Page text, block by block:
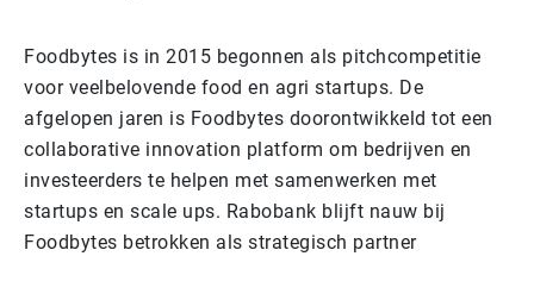
Foodbytes is in 2015 begonnen als pitchcompetitie
voor veelbelovende food en agri startups. De
afgelopen jaren is Foodbytes doorontwikkeld tot een
collaborative innovation platform om bedrijven en
investeerders te helpen met samenwerken met
startups en scale ups. Rabobank blijft nauw bij
Foodbytes betrokken als strategisch partner